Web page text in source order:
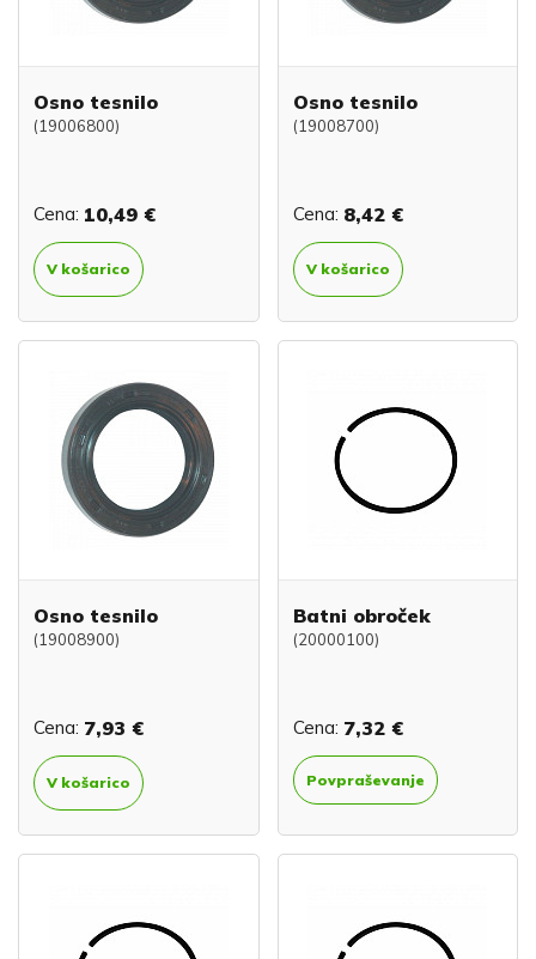
Osno tesnilo
(19006800)
Cena: 10,49 €
V košarico
Osno tesnilo
(19008700)
Cena: 8,42 €
V košarico
Osno tesnilo
(19008900)
Cena: 7,93 €
V košarico
Batni obroček
(20000100)
Cena: 7,32 €
Povpraševanje